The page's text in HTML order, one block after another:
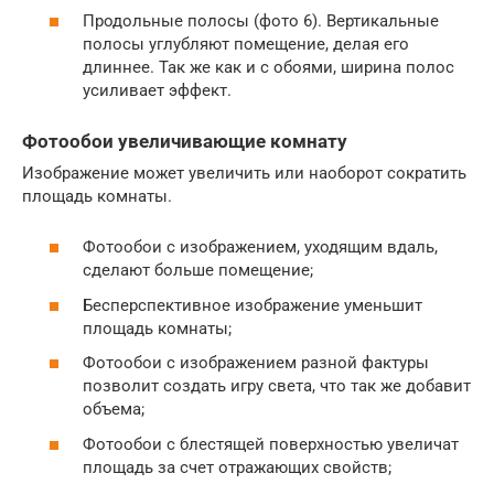
Продольные полосы (фото 6). Вертикальные
полосы углубляют помещение, делая его
длиннее. Так же как и с обоями, ширина полос
усиливает эффект.
Фотообои увеличивающие комнату
Изображение может увеличить или наоборот сократить
площадь комнаты.
Фотообои с изображением, уходящим вдаль,
сделают больше помещение;
Бесперспективное изображение уменьшит
площадь комнаты;
Фотообои с изображением разной фактуры
позволит создать игру света, что так же добавит
объема;
Фотообои с блестящей поверхностью увеличат
площадь за счет отражающих свойств;